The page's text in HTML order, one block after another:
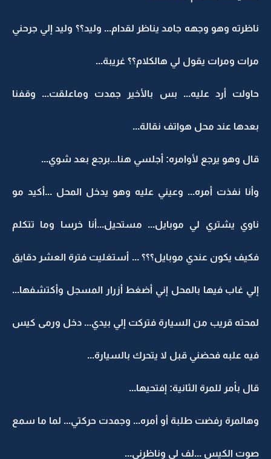
ناظرته وهو وجهه جامد يناظر لقدام... وليد؟؟ وليد إلي جرحني
مرات ومرات يقول لي هالكلام؟؟ غريبة...
حاولت أرد عليه... بس بالأخير جمدت وماعلقت... وقفنا
بعدها عند محل هواتف نقالة...
قال وهو يرجع لأوامره: أجلسي هنا...برجع بعد شوي...
وأنا نفذت أمره... وعيني عليه وهو يدخل المحل ...أكيد مو
ناوي يشتري لي موبايل... مستحيل...أنا خرسا وما تتكلم
فكيف يكون عندي موبايل؟؟؟ ... أستغليت فترة العشر دقايق
إلي غاب فيها بالمحل إني أضغط أزرار المسجل وأكتشفها...
لمحته قريب من السيارة فتركت إلي بيدي... دخل ورمى كيس
فيه علبه فحضني قبل لا يتحرك بالسيارة...
قال بأمر للمرة الثانية: إفتحيها...
وهالمرة رفضت طلبة أو أمره... وجمدت حركتي... لما ما سمع
صوت الكيس ...لف لي وناظرني...